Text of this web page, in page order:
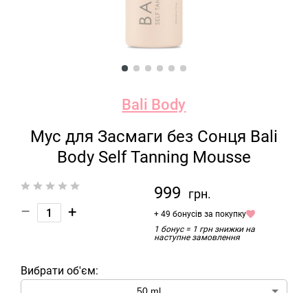
Bali Body
Мус для Засмаги без Сонця Bali
Body Self Tanning Mousse
– +
999 грн.
+ 49 бонусів за покупку
1 бонус = 1 грн знижки на
наступне замовлення
Вибрати об'єм: